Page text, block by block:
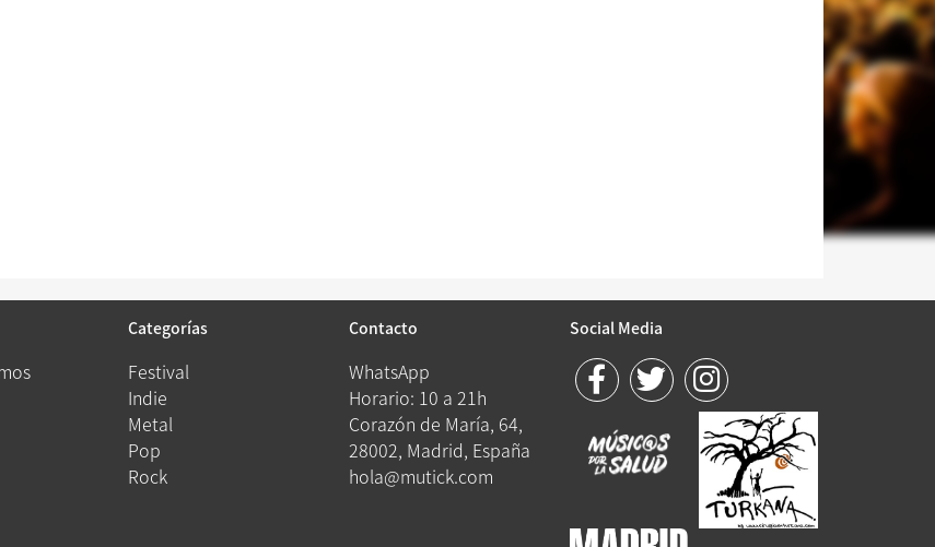
Categorías
Festival
Indie
Metal
Pop
Rock
Contacto
WhatsApp
Horario: 10 a 21h
Corazón de María, 64,
28002, Madrid, España
hola@mutick.com
Social Media